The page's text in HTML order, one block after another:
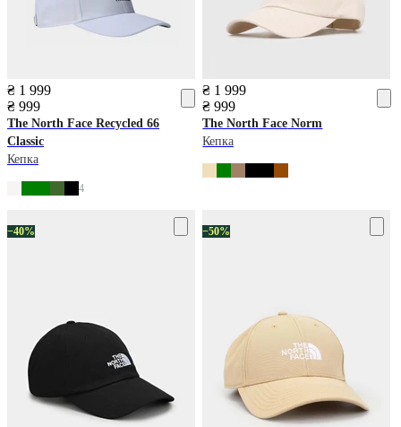
₴ 1 999
₴ 999
The North Face Recycled 66
Classic
Кепка
4
₴ 1 999
₴ 999
The North Face Norm
Кепка
−40% −50%